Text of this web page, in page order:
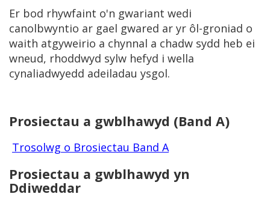
Er bod rhywfaint o'n gwariant wedi
canolbwyntio ar gael gwared ar yr ôl-groniad o
waith atgyweirio a chynnal a chadw sydd heb ei
wneud, rhoddwyd sylw hefyd i wella
cynaliadwyedd adeiladau ysgol.
Prosiectau a gwblhawyd (Band A)
Trosolwg o Brosiectau Band A
Prosiectau a gwblhawyd yn
Ddiweddar